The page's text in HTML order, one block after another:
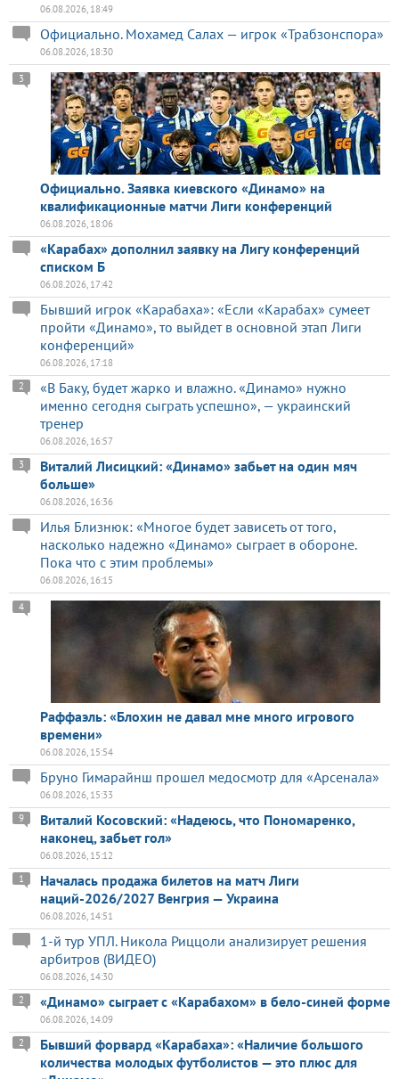
06.08.2026, 18:49
Официально. Мохамед Салах — игрок «Трабзонспора»
06.08.2026, 18:30
Официально. Заявка киевского «Динамо» на
квалификационные матчи Лиги конференций
3
06.08.2026, 18:06
«Карабах» дополнил заявку на Лигу конференций
списком Б
06.08.2026, 17:42
Бывший игрок «Карабаха»: «Если «Карабах» сумеет
пройти «Динамо», то выйдет в основной этап Лиги
конференций»
06.08.2026, 17:18
«В Баку, будет жарко и влажно. «Динамо» нужно
именно сегодня сыграть успешно», — украинский
тренер
2
06.08.2026, 16:57
Виталий Лисицкий: «Динамо» забьет на один мяч
больше»
3
06.08.2026, 16:36
Илья Близнюк: «Многое будет зависеть от того,
насколько надежно «Динамо» сыграет в обороне.
Пока что с этим проблемы»
06.08.2026, 16:15
Раффаэль: «Блохин не давал мне много игрового
времени»
4
06.08.2026, 15:54
Бруно Гимарайнш прошел медосмотр для «Арсенала»
06.08.2026, 15:33
Виталий Косовский: «Надеюсь, что Пономаренко,
наконец, забьет гол»
9
06.08.2026, 15:12
Началась продажа билетов на матч Лиги
наций-2026/2027 Венгрия — Украина
1
06.08.2026, 14:51
1-й тур УПЛ. Никола Риццоли анализирует решения
арбитров (ВИДЕО)
06.08.2026, 14:30
«Динамо» сыграет с «Карабахом» в бело-синей форме
2
06.08.2026, 14:09
Бывший форвард «Карабаха»: «Наличие большого
количества молодых футболистов — это плюс для
2